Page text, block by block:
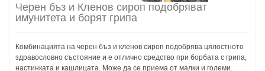
Черен бъз и Кленов сироп подобряват
имунитета и борят грипа
Комбинацията на черен бъз и кленов сироп подобрява цялостното
здравословно състояние и е отлично средство при борбата с грипа,
настинката и кашлицата. Може да се приема от малки и големи.